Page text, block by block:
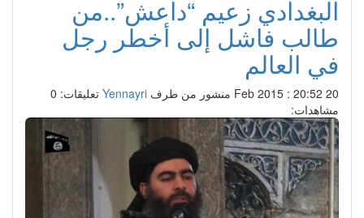
البغدادي زعيم “داعش”..من
طالب فاشل إلى أخطر رجل
في العالم
منشور من طرفYennayri تعليقات: 0
مشاهدات: